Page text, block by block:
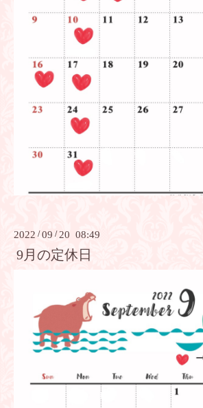
2022 /09 / 20 08:49
9月の定休日